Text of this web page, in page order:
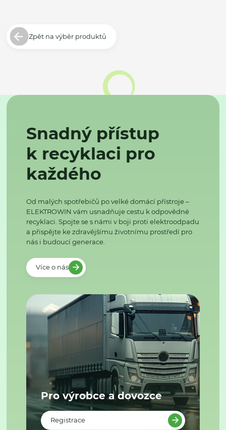
Zpět na výběr produktů
Snadný přístup
k recyklaci pro
každého
Od malých spotřebičů po velké domácí přístroje –
ELEKTROWIN vám usnadňuje cestu k odpovědné
recyklaci. Spojte se s námi v boji proti elektroodpadu
a přispějte ke zdravějšímu životnímu prostředí pro
nás i budoucí generace.
Více o nás
Pro výrobce a dovozce
Registrace